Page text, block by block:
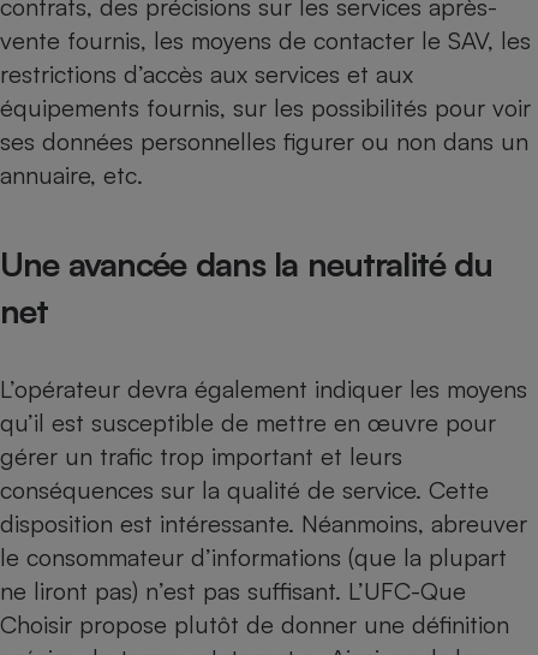
contrats, des précisions sur les services après-
vente fournis, les moyens de contacter le SAV, les
restrictions d’accès aux services et aux
équipements fournis, sur les possibilités pour voir
ses données personnelles figurer ou non dans un
annuaire, etc.
Une avancée dans la neutralité du
net
L’opérateur devra également indiquer les moyens
qu’il est susceptible de mettre en œuvre pour
gérer un trafic trop important et leurs
conséquences sur la qualité de service. Cette
disposition est intéressante. Néanmoins, abreuver
le consommateur d’informations (que la plupart
ne liront pas) n’est pas suffisant. L’UFC-Que
Choisir propose plutôt de donner une définition